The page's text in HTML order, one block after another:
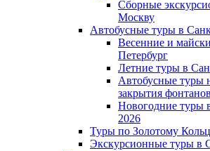
Сборные
Москву
Автобусные туры в
Весенние и
Петербург
Летние туры в
Автобусные туры
закрытия фонтанов
Новогодние туры
2026
Туры по Золотому
Экскурсионные туры в